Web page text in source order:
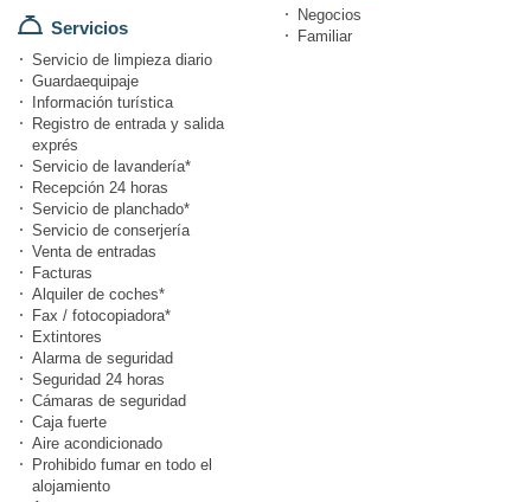
Servicios
Servicio de limpieza diario
Guardaequipaje
Información turística
Registro de entrada y salida
exprés
Servicio de lavandería*
Recepción 24 horas
Servicio de planchado*
Servicio de conserjería
Venta de entradas
Facturas
Alquiler de coches*
Fax / fotocopiadora*
Extintores
Alarma de seguridad
Seguridad 24 horas
Cámaras de seguridad
Caja fuerte
Aire acondicionado
Prohibido fumar en todo el
alojamiento
Negocios
Familiar